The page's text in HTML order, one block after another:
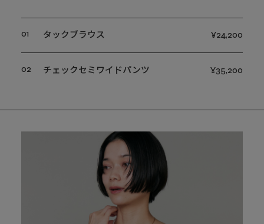
01 タックブラウス ¥24,200
02 チェックセミワイドパンツ ¥35,200